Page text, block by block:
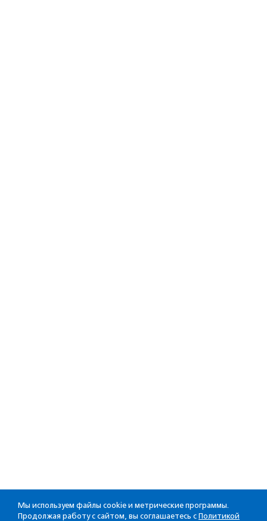
Мы используем файлы cookie и метрические программы.
Продолжая работу с сайтом, вы соглашаетесь с Политикой